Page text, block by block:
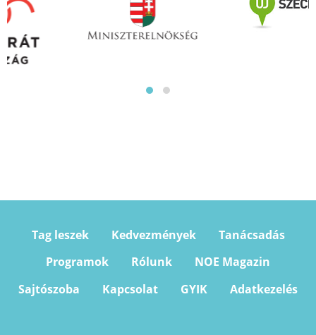
Tag leszek Kedvezmények
Tanácsadás
Programok
Rólunk
NOE Magazin
Sajtószoba
Kapcsolat GYIK Adatkezelés